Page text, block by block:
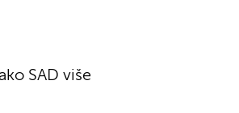
SAD više